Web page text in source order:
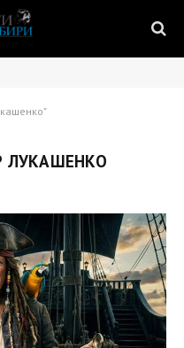
ЛУКАШЕНКО